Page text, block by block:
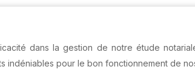
dans la gestion de notre étude
indéniables pour le bon fonctionnement de